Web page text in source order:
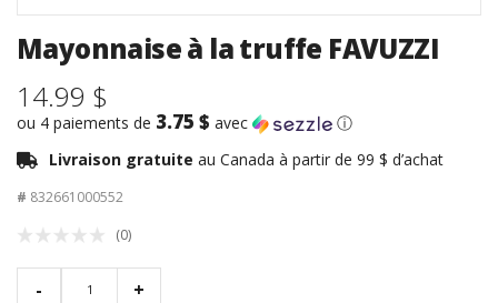
Mayonnaise à la truffe FAVUZZI
14.99 $
ou 4 paiements de 3.75 $ avec
ⓘ
Livraison gratuite au Canada à partir de 99 $ d’achat
# 832661000552
(0)
- +